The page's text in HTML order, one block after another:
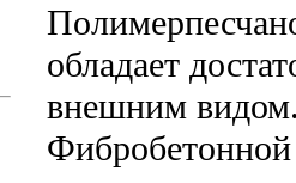
обладает
внешним